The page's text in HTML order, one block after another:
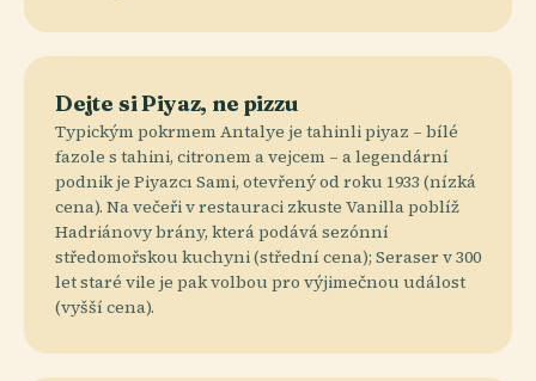
Dejte si Piyaz, ne pizzu
Typickým pokrmem Antalye je tahinli piyaz – bílé
fazole s tahini, citronem a vejcem – a legendární
podnik je Piyazcı Sami, otevřený od roku 1933 (nízká
cena). Na večeři v restauraci zkuste Vanilla poblíž
Hadriánovy brány, která podává sezónní
středomořskou kuchyni (střední cena); Seraser v 300
let staré vile je pak volbou pro výjimečnou událost
(vyšší cena).